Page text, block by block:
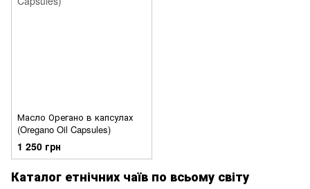
Масло Орегано в капсулах
(Oregano Oil Capsules)
1 250 грн
Каталог етнічних чаїв по всьому світу